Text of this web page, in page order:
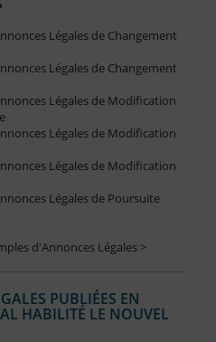
Légales de Changement
Légales de Changement
Légales de Modification
Légales de Modification
Légales de Modification
Légales de Poursuite
d'Annonces Légales >
PUBLIÉES EN
HABILITÉ LE NOUVEL